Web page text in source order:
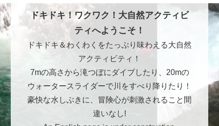
ドキドキ！ワクワク！大自然アクティビ
ティへようこそ！
ドキドキ＆わくわくをたっぷり味わえる大自然
アクティビティ！
7mの高さから滝つぼにダイブしたり、20mの
ウォータースライダーで川をすべり降りたり！
豪快な水しぶきに、冒険心が刺激されること間
違いなし!